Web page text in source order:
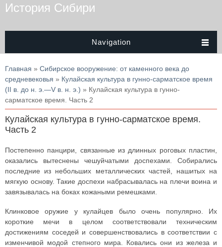
История Сибири
Navigation
Вы здесь
Главная » Сибирское вооружение: от каменного века до
средневековья » Кулайская культура в гунно-сарматское время
(II в. до н. э.—V в. н. э.) » Кулайская культура в гунно-
сарматское время. Часть 2
Кулайская культура в гунно-сарматское время.
Часть 2
Постепенно панцири, связанные из длинных роговых пластин,
оказались вытеснены чешуйчатыми доспехами. Собирались
последние из небольших металлических частей, нашитых на
мягкую основу. Такие доспехи набрасывалась на плечи воина и
завязывалась на боках кожаными ремешками.
Клинковое оружие у кулайцев было очень популярно. Их
короткие мечи в целом соответствовали техническим
достижениям соседей и совершенствовались в соответствии с
изменчивой модой степного мира. Ковались они из железа и